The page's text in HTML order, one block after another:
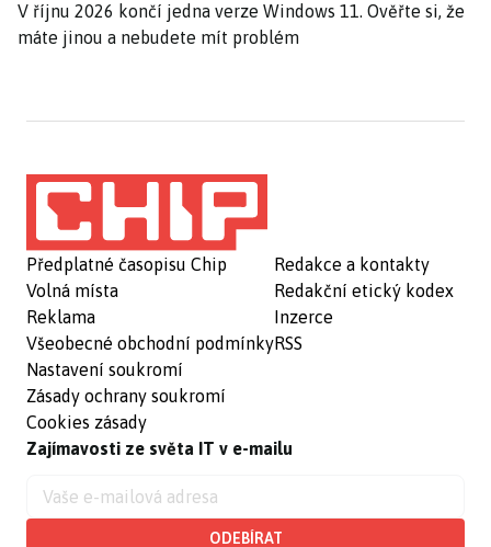
V říjnu 2026 končí jedna verze Windows 11. Ověřte si, že
máte jinou a nebudete mít problém
Předplatné časopisu Chip
Volná místa
Reklama
Všeobecné obchodní podmínky
Nastavení soukromí
Zásady ochrany soukromí
Cookies zásady
Redakce a kontakty
Redakční etický kodex
Inzerce
RSS
Zajímavosti ze světa IT v e-mailu
ODEBÍRAT